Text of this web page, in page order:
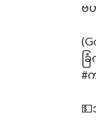
ဗ
ခ
#